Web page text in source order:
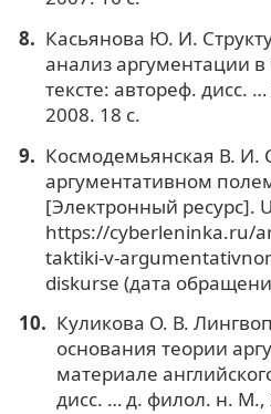
Касьянова Ю. И.
анализ аргументации
тексте: автореф. дисс.
2008. 18 с.
Космодемьянская В. И.
аргументативном
[Электронный ресурс].
https://cyberleninka.ru/
taktiki-v-
diskurse (дата
Куликова О. В.
основания теории
материале
дисс. … д. филол. н. М.,